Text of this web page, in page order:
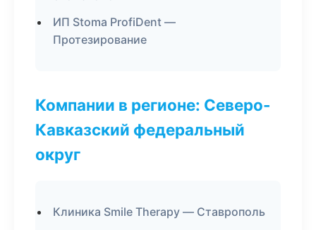
ИП Stoma ProfiDent —
Протезирование
Компании в регионе: Северо-
Кавказский федеральный
округ
Клиника Smile Therapy — Ставрополь